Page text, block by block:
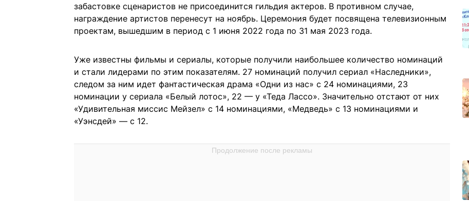
забастовке сценаристов не присоединится гильдия актеров. В противном случае,
награждение артистов перенесут на ноябрь. Церемония будет посвящена телевизионным
проектам, вышедшим в период с 1 июня 2022 года по 31 мая 2023 года.
Уже известны фильмы и сериалы, которые получили наибольшее количество номинаций
и стали лидерами по этим показателям. 27 номинаций получил сериал «Наследники»,
следом за ним идет фантастическая драма «Одни из нас» с 24 номинациями, 23
номинации у сериала «Белый лотос», 22 — у «Теда Лассо». Значительно отстают от них
«Удивительная миссис Мейзел» с 14 номинациями, «Медведь» с 13 номинациями и
«Уэнсдей» — с 12.